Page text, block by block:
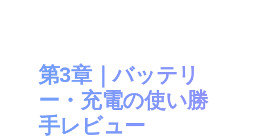
第3章｜バッテリ
ー・充電の使い勝
手レビュー